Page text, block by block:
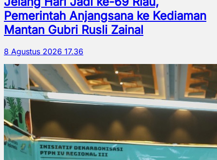
Pemerintah Anjangsana ke Kediaman
Mantan Gubri Rusli Zainal
8 Agustus 2026 17.36